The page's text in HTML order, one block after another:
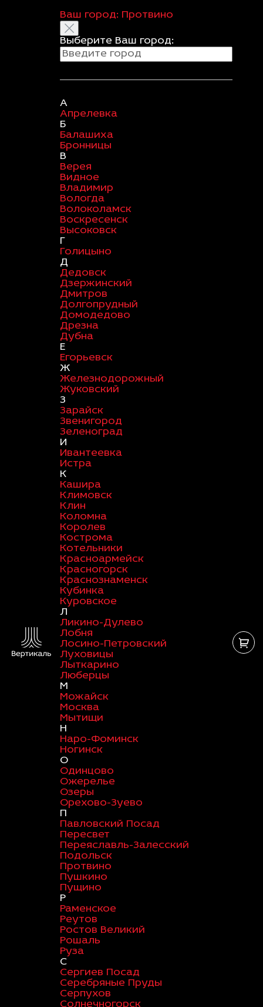
Ваш город: Протвино
Выберите Ваш город:
А
Апрелевка
Б
Балашиха
Бронницы
В
Верея
Видное
Владимир
Вологда
Волоколамск
Воскресенск
Высоковск
Г
Голицыно
Д
Дедовск
Дзержинский
Дмитров
Долгопрудный
Домодедово
Дрезна
Дубна
Е
Егорьевск
Ж
Железнодорожный
Жуковский
З
Зарайск
Звенигород
Зеленоград
И
Ивантеевка
Истра
К
Кашира
Климовск
Клин
Коломна
Королев
Кострома
Котельники
Красноармейск
Красногорск
Краснознаменск
Кубинка
Куровское
Л
Ликино-Дулево
Лобня
Лосино-Петровский
Луховицы
Лыткарино
Люберцы
М
Можайск
Москва
Мытищи
Н
Наро-Фоминск
Ногинск
О
Одинцово
Ожерелье
Озеры
Орехово-Зуево
П
Павловский Посад
Пересвет
Переяславль-Залесский
Подольск
Протвино
Пушкино
Пущино
Р
Раменское
Реутов
Ростов Великий
Рошаль
Руза
С
Сергиев Посад
Серебряные Пруды
Серпухов
Солнечногорск